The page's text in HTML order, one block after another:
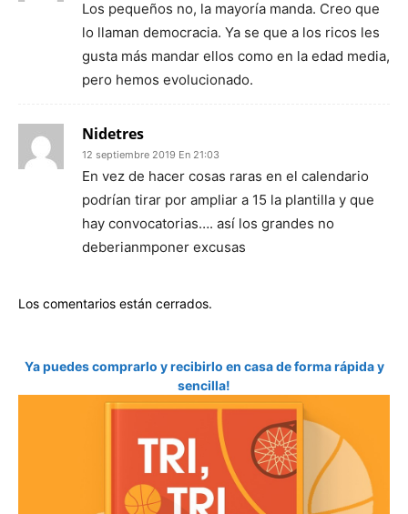
Los pequeños no, la mayoría manda. Creo que
lo llaman democracia. Ya se que a los ricos les
gusta más mandar ellos como en la edad media,
pero hemos evolucionado.
Nidetres
12 septiembre 2019 En 21:03
En vez de hacer cosas raras en el calendario
podrían tirar por ampliar a 15 la plantilla y que
hay convocatorias…. así los grandes no
deberianmponer excusas
Los comentarios están cerrados.
Ya puedes comprarlo y recibirlo en casa de forma rápida y
sencilla!